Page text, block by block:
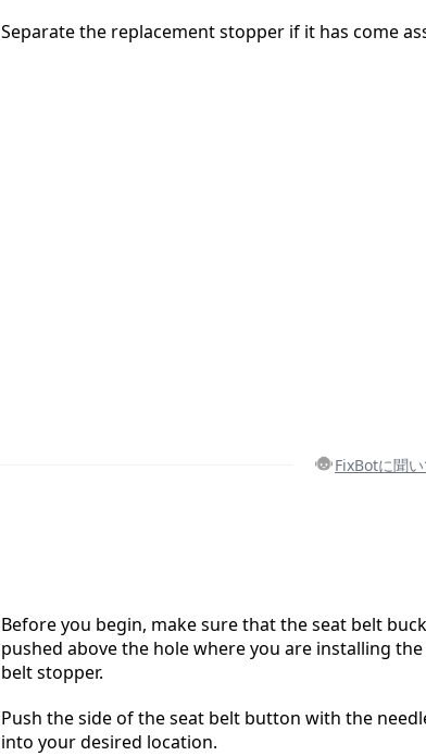
Separate the replacement stopper if it has come
FixBotに聞
Before you begin, make sure that the seat belt
pushed above the hole where you are installing
belt stopper.
Push the side of the seat belt button with the
into your desired location.